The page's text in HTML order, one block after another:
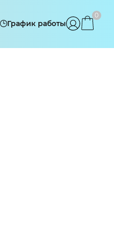
График работы
0